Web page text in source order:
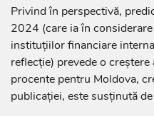
Privind în perspectivă,
2024 (care ia în
instituțiilor financiare
reflecție) prevede o
procente pentru Moldova,
publicației, este susținută